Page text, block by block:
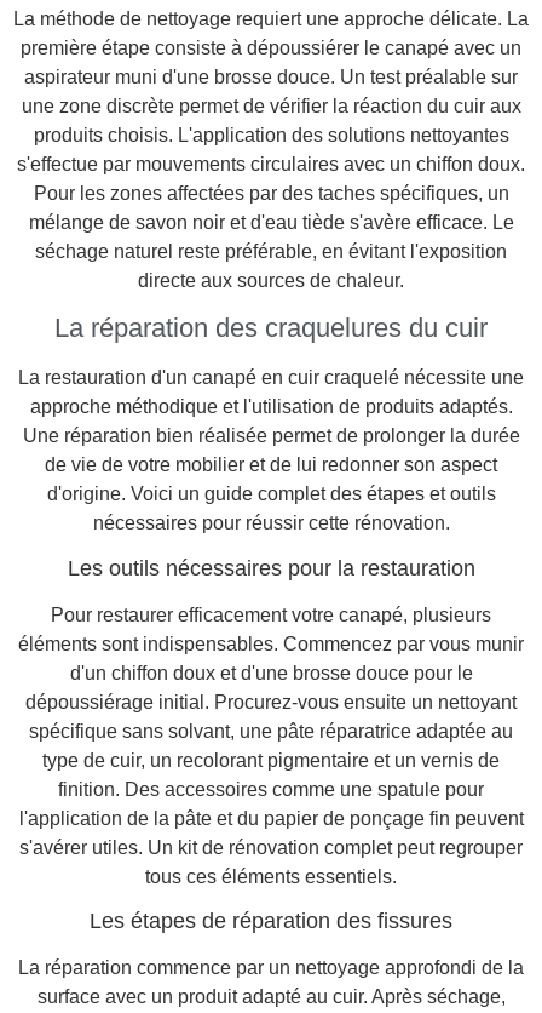
La méthode de nettoyage requiert une approche délicate. La
première étape consiste à dépoussiérer le canapé avec un
aspirateur muni d'une brosse douce. Un test préalable sur
une zone discrète permet de vérifier la réaction du cuir aux
produits choisis. L'application des solutions nettoyantes
s'effectue par mouvements circulaires avec un chiffon doux.
Pour les zones affectées par des taches spécifiques, un
mélange de savon noir et d'eau tiède s'avère efficace. Le
séchage naturel reste préférable, en évitant l'exposition
directe aux sources de chaleur.
La réparation des craquelures du cuir
La restauration d'un canapé en cuir craquelé nécessite une
approche méthodique et l'utilisation de produits adaptés.
Une réparation bien réalisée permet de prolonger la durée
de vie de votre mobilier et de lui redonner son aspect
d'origine. Voici un guide complet des étapes et outils
nécessaires pour réussir cette rénovation.
Les outils nécessaires pour la restauration
Pour restaurer efficacement votre canapé, plusieurs
éléments sont indispensables. Commencez par vous munir
d'un chiffon doux et d'une brosse douce pour le
dépoussiérage initial. Procurez-vous ensuite un nettoyant
spécifique sans solvant, une pâte réparatrice adaptée au
type de cuir, un recolorant pigmentaire et un vernis de
finition. Des accessoires comme une spatule pour
l'application de la pâte et du papier de ponçage fin peuvent
s'avérer utiles. Un kit de rénovation complet peut regrouper
tous ces éléments essentiels.
Les étapes de réparation des fissures
La réparation commence par un nettoyage approfondi de la
surface avec un produit adapté au cuir. Après séchage,